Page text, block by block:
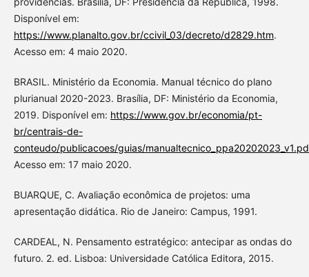
Disponível em:
https://www.planalto.gov.br/ccivil_03/decreto/d2829.htm.
Acesso em: 4 maio 2020.
BRASIL. Ministério da Economia. Manual técnico do plano
plurianual 2020-2023. Brasília, DF: Ministério da Economia,
2019. Disponível em: https://www.gov.br/economia/pt-
br/centrais-de-
conteudo/publicacoes/guias/
Acesso em: 17 maio 2020.
BUARQUE, C. Avaliação econômica de projetos: uma
apresentação didática. Rio de Janeiro: Campus, 1991.
CARDEAL, N. Pensamento estratégico: antecipar as ondas do
futuro. 2. ed. Lisboa: Universidade Católica Editora, 2015.